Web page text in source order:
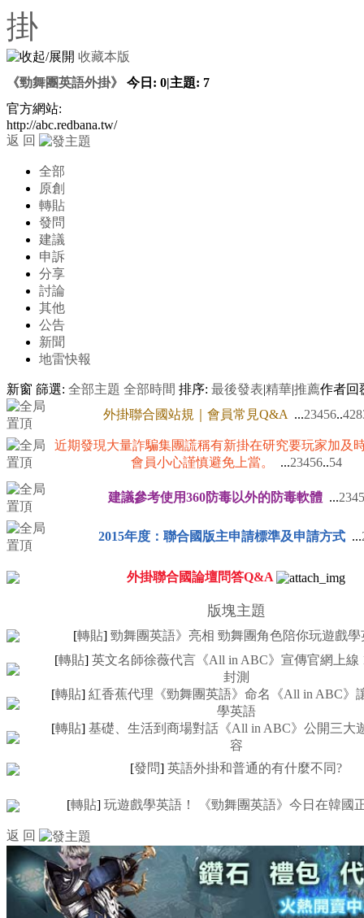
收藏本版
《勁舞團英語外掛》
今日: 0|主題: 7
官方網站:
http://abc.redbana.tw/
返 回
全部
原創
轉貼
發問
建議
申訴
分享
討論
其他
公告
新聞
地雷快報
新窗 篩選: 全部主題 全部時間 排序: 最後發表|精華|推薦作者回
外掛聯合國站規｜會員常見Q&A ...23456..
近期發現大量詐騙集團謊稱有新掛在研究要玩家加及
會員小心謹慎避免上當。
...23456..54
建議參考使用360防毒以外的防毒軟體 ...2345
2015年度：聯合國版主申請標準及申請方式 ...
外掛聯合國論壇問答Q&A
版塊主題
[轉貼] 勁舞團英語》亮相 勁舞團角色陪你玩遊戲學
[轉貼] 英文名師徐薇代言《All in ABC》宣傳官網上線
封測
[轉貼] 紅香蕉代理《勁舞團英語》命名《All in ABC》
學英語
[轉貼] 基礎、生活到商場對話《All in ABC》公開三大
容
[發問] 英語外掛和普通的有什麼不同?
[轉貼] 玩遊戲學英語！ 《勁舞團英語》今日在韓國
返 回